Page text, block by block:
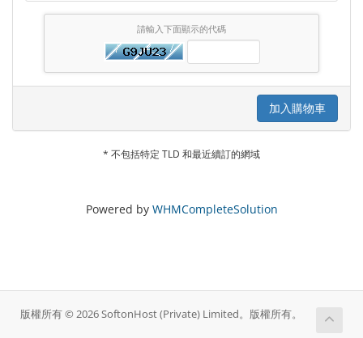
請輸入下面顯示的代碼
加入購物車
* 不包括特定 TLD 和最近續訂的網域
Powered by WHMCompleteSolution
版權所有 © 2026 SoftonHost (Private) Limited。版權所有。